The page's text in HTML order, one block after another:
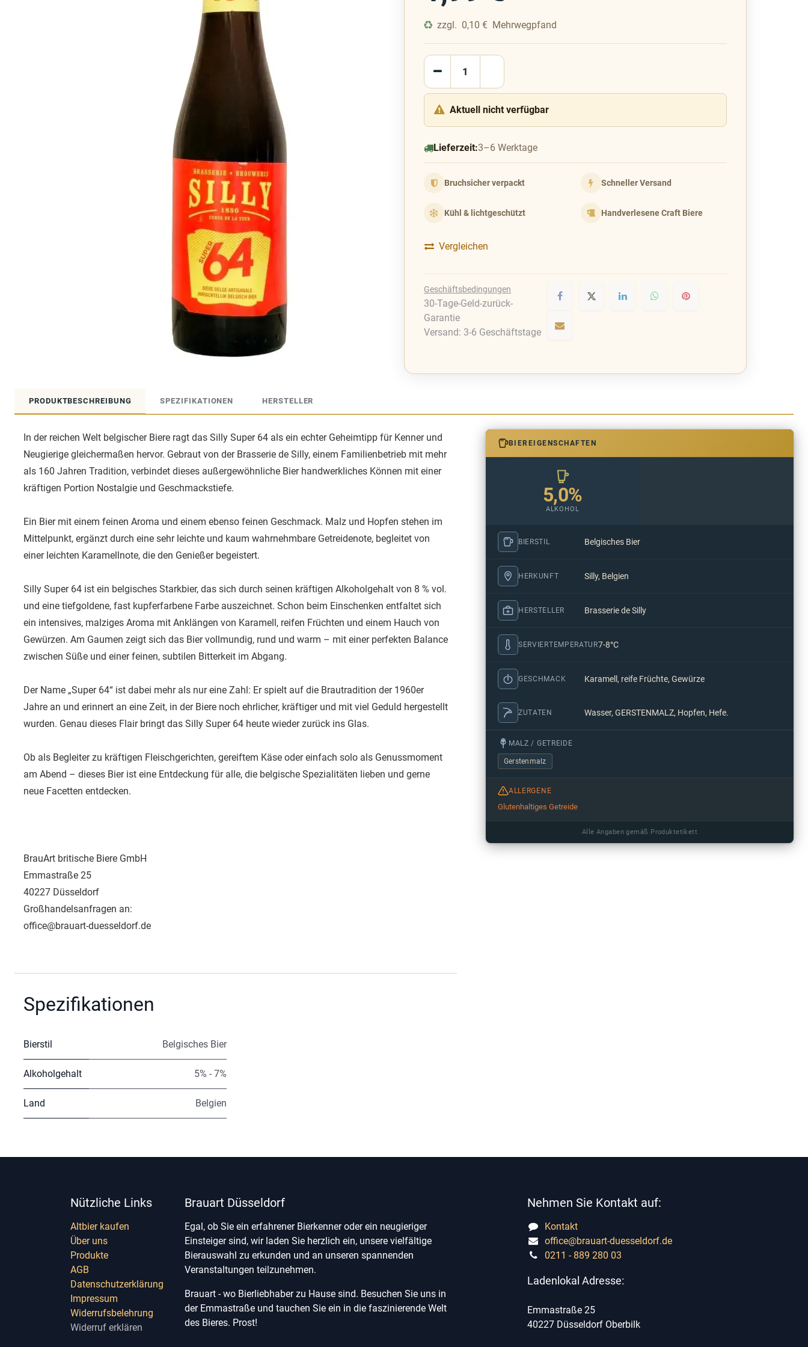
zzgl. 0,10 € Mehrwegpfand
Aktuell nicht verfügbar
Lieferzeit:3–6 Werktage
Bruchsicher verpackt Schneller Versand
Kühl & lichtgeschützt Handverlesene Craft Biere
Vergleichen
Geschäftsbedingungen
30-Tage-Geld-zurück-
Garantie
Versand: 3-6 Geschäftstage
PRODUKTBESCHREIBUNG SPEZIFIKATIONEN HERSTELLER
In der reichen Welt belgischer Biere ragt das Silly Super 64 als ein echter Geheimtipp für Kenner und
Neugierige gleichermaßen hervor. Gebraut von der Brasserie de Silly, einem Familienbetrieb mit mehr
als 160 Jahren Tradition, verbindet dieses außergewöhnliche Bier handwerkliches Können mit einer
kräftigen Portion Nostalgie und Geschmackstiefe.
Ein Bier mit einem feinen Aroma und einem ebenso feinen Geschmack. Malz und Hopfen stehen im
Mittelpunkt, ergänzt durch eine sehr leichte und kaum wahrnehmbare Getreidenote, begleitet von
einer leichten Karamellnote, die den Genießer begeistert.
Silly Super 64 ist ein belgisches Starkbier, das sich durch seinen kräftigen Alkoholgehalt von 8 % vol.
und eine tiefgoldene, fast kupferfarbene Farbe auszeichnet. Schon beim Einschenken entfaltet sich
ein intensives, malziges Aroma mit Anklängen von Karamell, reifen Früchten und einem Hauch von
Gewürzen. Am Gaumen zeigt sich das Bier vollmundig, rund und warm – mit einer perfekten Balance
zwischen Süße und einer feinen, subtilen Bitterkeit im Abgang.
Der Name „Super 64“ ist dabei mehr als nur eine Zahl: Er spielt auf die Brautradition der 1960er
Jahre an und erinnert an eine Zeit, in der Biere noch ehrlicher, kräftiger und mit viel Geduld hergestellt
wurden. Genau dieses Flair bringt das Silly Super 64 heute wieder zurück ins Glas.
Ob als Begleiter zu kräftigen Fleischgerichten, gereiftem Käse oder einfach solo als Genussmoment
am Abend – dieses Bier ist eine Entdeckung für alle, die belgische Spezialitäten lieben und gerne
neue Facetten entdecken.
BrauArt britische Biere GmbH
Emmastraße 25
40227 Düsseldorf
Großhandelsanfragen an:
office@brauart-duesseldorf.de
Spezifikationen
Bierstil Belgisches Bier
Alkoholgehalt 5% - 7%
Land Belgien
BIEREIGENSCHAFTEN
5,0%
ALKOHOL
BIERSTIL Belgisches Bier
HERKUNFT Silly, Belgien
HERSTELLER Brasserie de Silly
SERVIERTEMPERATUR7-8°C
GESCHMACK Karamell, reife Früchte, Gewürze
ZUTATEN Wasser, GERSTENMALZ, Hopfen, Hefe.
MALZ / GETREIDE
Gerstenmalz
ALLERGENE
Glutenhaltiges Getreide
Alle Angaben gemäß Produktetikett
Nützliche Links
Altbier kaufen
Über uns
Produkte
AGB
Datenschutzerklärung
Impressum
Widerrufsbelehrung
Widerruf erklären
Brauart Düsseldorf
Egal, ob Sie ein erfahrener Bierkenner oder ein neugieriger
Einsteiger sind, wir laden Sie herzlich ein, unsere vielfältige
Bierauswahl zu erkunden und an unseren spannenden
Veranstaltungen teilzunehmen.
Brauart - wo Bierliebhaber zu Hause sind. Besuchen Sie uns in
der Emmastraße und tauchen Sie ein in die faszinierende Welt
des Bieres. Prost!
Nehmen Sie Kontakt auf:
Kontakt
office@brauart-duesseldorf.de
0211 - 889 280 03
Ladenlokal Adresse:
Emmastraße 25
40227 Düsseldorf Oberbilk